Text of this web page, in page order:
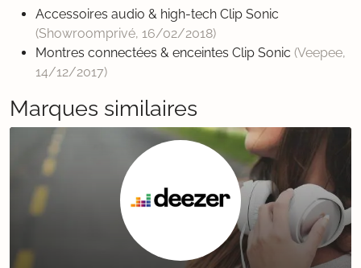
Accessoires audio & high-tech Clip Sonic
(Showroomprivé, 16/02/2018)
Montres connectées & enceintes Clip Sonic (Veepee,
14/12/2017)
Marques similaires